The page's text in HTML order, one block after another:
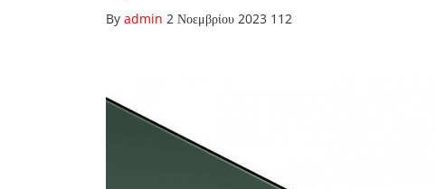
By admin 2 Νοεμβρίου 2023 112